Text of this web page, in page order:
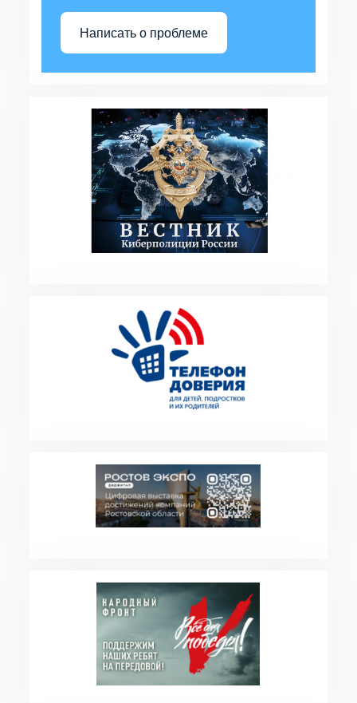
Написать о проблеме